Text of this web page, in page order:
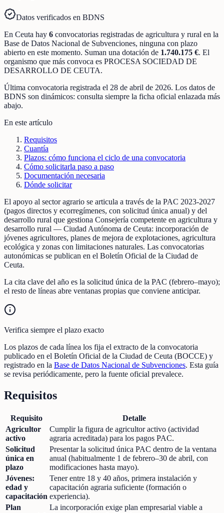
Datos verificados en BDNS
En Ceuta hay 6 convocatorias registradas de agricultura y rural en la
Base de Datos Nacional de Subvenciones, ninguna con plazo
abierto en este momento. Suman una dotación de 1.740.175 €. El
organismo que más convoca es PROCESA SOCIEDAD DE
DESARROLLO DE CEUTA.
Última convocatoria registrada el 28 de abril de 2026. Los datos de
BDNS son dinámicos: consulta siempre la ficha oficial enlazada más
abajo.
En este artículo
Requisitos
Cuantía
Plazos: cómo funciona el ciclo de una convocatoria
Cómo solicitarla paso a paso
Documentación necesaria
Dónde solicitar
El apoyo al sector agrario se articula a través de la PAC 2023-2027
(pagos directos y ecorregímenes, con solicitud única anual) y del
desarrollo rural que gestiona Consejería competente en agricultura y
desarrollo rural — Ciudad Autónoma de Ceuta: incorporación de
jóvenes agricultores, planes de mejora de explotaciones, agricultura
ecológica y zonas con limitaciones naturales. Las convocatorias
autonómicas se publican en el Boletín Oficial de la Ciudad de
Ceuta.
La cita clave del año es la solicitud única de la PAC (febrero–mayo);
el resto de líneas abre ventanas propias que conviene anticipar.
Verifica siempre el plazo exacto
Los plazos de cada línea los fija el extracto de la convocatoria
publicado en el Boletín Oficial de la Ciudad de Ceuta (BOCCE) y
registrado en la Base de Datos Nacional de Subvenciones. Esta guía
se revisa periódicamente, pero la fuente oficial prevalece.
Requisitos
Requisito
Detalle
Agricultor
activo
Cumplir la figura de agricultor activo (actividad
agraria acreditada) para los pagos PAC.
Solicitud
única en
plazo
Presentar la solicitud única PAC dentro de la ventana
anual (habitualmente 1 de febrero–30 de abril, con
modificaciones hasta mayo).
Jóvenes:
edad y
capacitación
Tener entre 18 y 40 años, primera instalación y
capacitación agraria suficiente (formación o
experiencia).
Plan
La incorporación exige plan empresarial viable a